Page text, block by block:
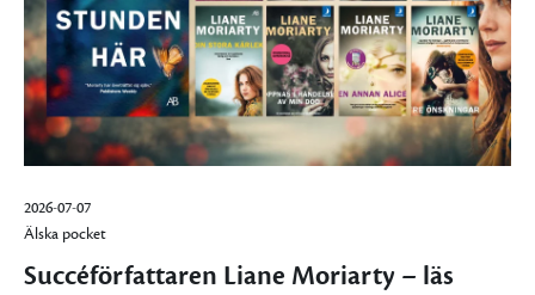
2026-07-07
Älska pocket
Succéförfattaren Liane Moriarty – läs